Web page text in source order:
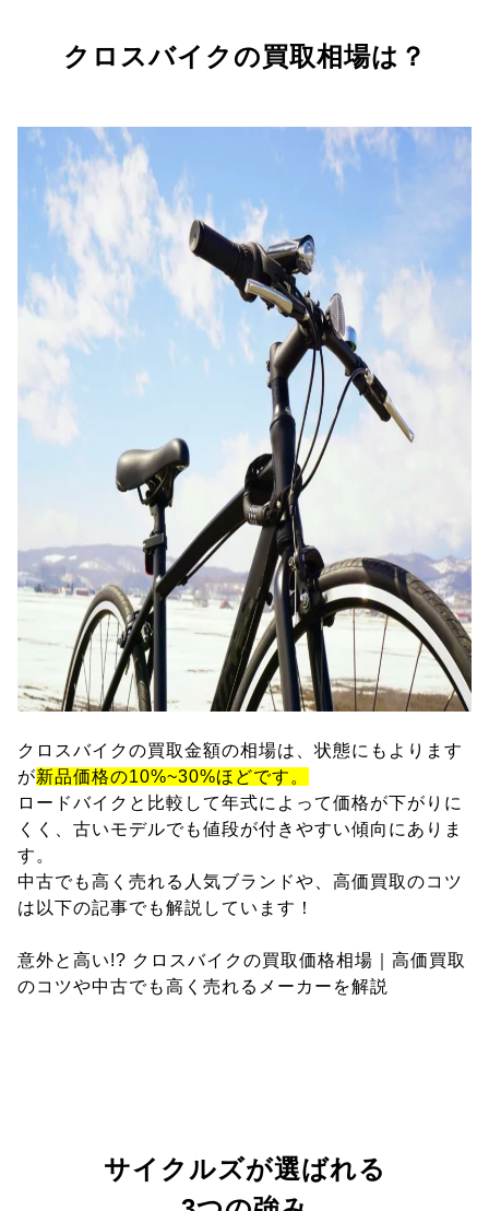
クロスバイクの買取相場は？
クロスバイクの買取金額の相場は、状態にもよります
が新品価格の10%~30%ほどです。
ロードバイクと比較して年式によって価格が下がりに
くく、古いモデルでも値段が付きやすい傾向にありま
す。
中古でも高く売れる人気ブランドや、高価買取のコツ
は以下の記事でも解説しています！
意外と高い!? クロスバイクの買取価格相場｜高価買取
のコツや中古でも高く売れるメーカーを解説
サイクルズが選ばれる